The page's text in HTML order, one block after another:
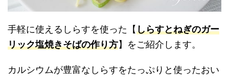
手軽に使えるしらすを使った【しらすとねぎのガー
リック塩焼きそばの作り方】をご紹介します。
カルシウムが豊富なしらすをたっぷりと使ったおい